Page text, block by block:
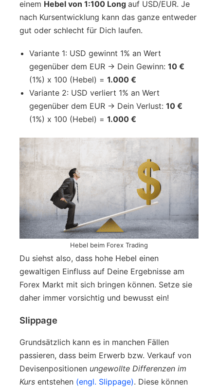
einem Hebel von 1:100 Long auf USD/EUR. Je
nach Kursentwicklung kann das ganze entweder
gut oder schlecht für Dich laufen.
Variante 1: USD gewinnt 1% an Wert
gegenüber dem EUR → Dein Gewinn: 10 €
(1%) x 100 (Hebel) = 1.000 €
Variante 2: USD verliert 1% an Wert
gegenüber dem EUR → Dein Verlust: 10 €
(1%) x 100 (Hebel) = 1.000 €
Hebel beim Forex Trading
Du siehst also, dass hohe Hebel einen
gewaltigen Einfluss auf Deine Ergebnisse am
Forex Markt mit sich bringen können. Setze sie
daher immer vorsichtig und bewusst ein!
Slippage
Grundsätzlich kann es in manchen Fällen
passieren, dass beim Erwerb bzw. Verkauf von
Devisenpositionen ungewollte Differenzen im
Kurs entstehen (engl. Slippage). Diese können